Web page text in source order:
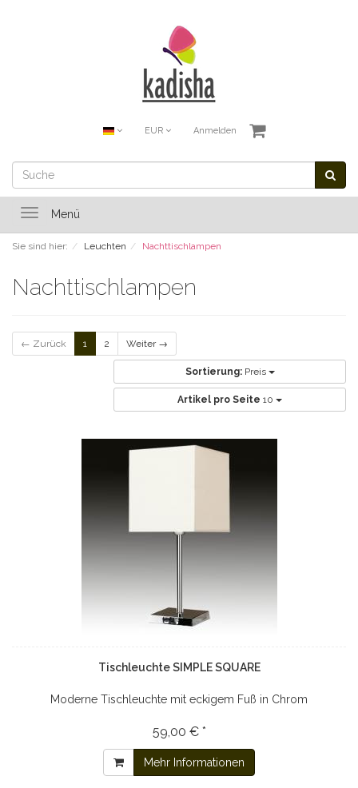
EUR Anmelden
ToggleMenü
Sie sind hier: Leuchten Nachttischlampen
Nachttischlampen
← Zurück 1 2 Weiter →
Sortierung: Preis
Artikel pro Seite 10
Tischleuchte SIMPLE SQUARE
Moderne Tischleuchte mit eckigem Fuß in Chrom
59,00 € *
Mehr Informationen